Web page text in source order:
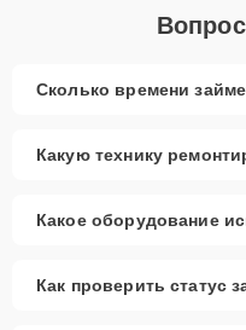
Сколько времени
Какую технику
Какое оборудование
Как проверить статус